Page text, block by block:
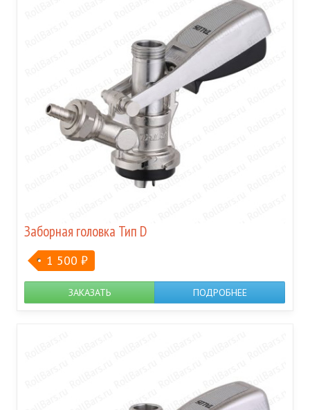
Заборная головка Тип D
1 500 ₽
ЗАКАЗАТЬ ПОДРОБНЕЕ